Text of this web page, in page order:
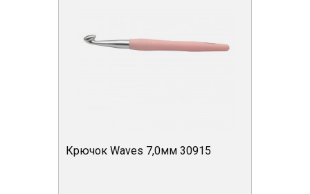
Крючок Waves 7,0мм 30915